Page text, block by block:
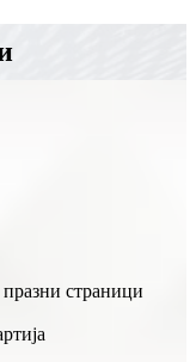
страници